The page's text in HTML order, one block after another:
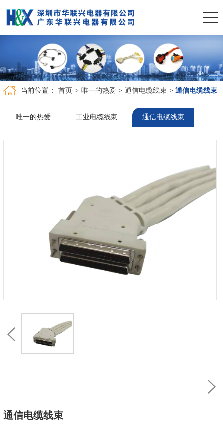
当前位置： 首页 > 唯一的热爱 > 通信电缆线束 > 通信电缆线束
唯一的热爱 工业电缆线束 通信电缆线束
通信电缆线束